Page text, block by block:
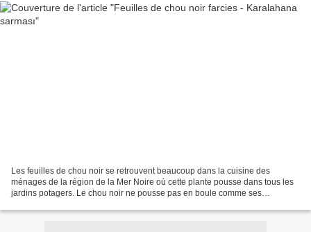
Les feuilles de chou noir se retrouvent beaucoup dans la cuisine des
ménages de la région de la Mer Noire où cette plante pousse dans tous les
jardins potagers. Le chou noir ne pousse pas en boule comme ses